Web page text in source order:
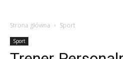
Strona główna Sport
Sport